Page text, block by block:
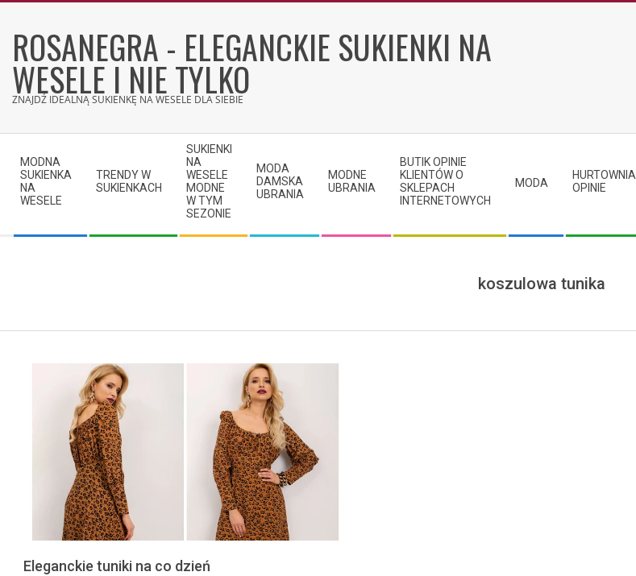
contentROSANEGRA - ELEGANCKIE SUKIENKI NA
WESELE I NIE TYLKO
ZNAJDŹ IDEALNĄ SUKIENKĘ NA WESELE DLA SIEBIE
Navigation
Menu
MODNA
SUKIENKA
NA
WESELE
TRENDY W
SUKIENKACH
SUKIENKI
NA
WESELE
MODNE
W TYM
SEZONIE
MODA
DAMSKA
UBRANIA
MODNE
UBRANIA
BUTIK OPINIE
KLIENTÓW O
SKLEPACH
INTERNETOWYCH
MODA
HURTOWNIA
OPINIE
koszulowa tunika
Eleganckie tuniki na co dzień